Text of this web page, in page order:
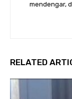
mendengar,
RELATED